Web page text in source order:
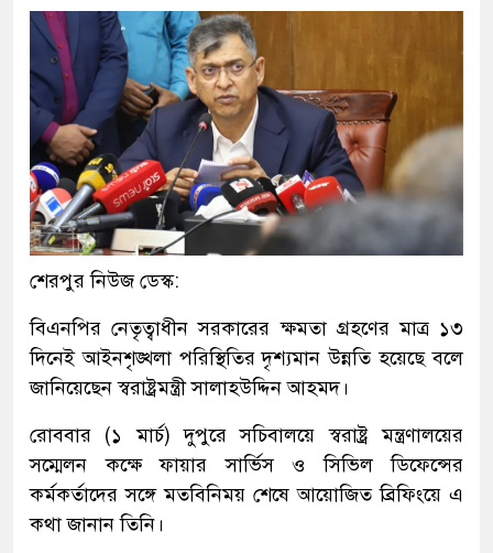
শেরপুর নিউজ ডেস্ক:
বিএনপির নেতৃত্বাধীন সরকারের ক্ষমতা গ্রহণের মাত্র ১৩
দিনেই আইনশৃঙ্খলা পরিস্থিতির দৃশ্যমান উন্নতি হয়েছে বলে
জানিয়েছেন স্বরাষ্ট্রমন্ত্রী সালাহউদ্দিন আহমদ।
রোববার (১ মার্চ) দুপুরে সচিবালয়ে স্বরাষ্ট্র মন্ত্রণালয়ের
সম্মেলন কক্ষে ফায়ার সার্ভিস ও সিভিল ডিফেন্সের
কর্মকর্তাদের সঙ্গে মতবিনিময় শেষে আয়োজিত ব্রিফিংয়ে এ
কথা জানান তিনি।